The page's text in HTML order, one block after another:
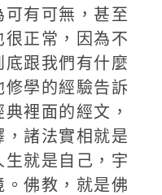
有可無，甚至
正常，因為不
跟我們有什麼
修學的經驗告訴
裡面的經文，
諸法實相就是
就是自己，宇
佛教，就是佛